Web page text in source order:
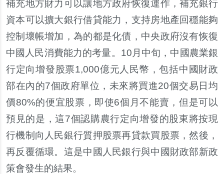
補充地方財力可以讓地方政府恢復運作，補充銀行
資本可以擴大銀行借貸能力，支持房地產回穩能夠
控制壞帳增加，為的都是化債，中央政府沒有恢復
中國人民消費能力的考量。10月中旬，中國農業銀
行定向增發股票1,000億元人民幣，包括中國財政
部在內的7個政府單位，未來將買進20個交易日均
價80%的便宜股票，即使6個月不能賣，但是可以
預見的是，這7個認購農行定向增發的股東將按現
行機制向人民銀行質押股票再貸款買股票，然後，
再反覆循環。這是中國人民銀行與中國財政部新政
策會發生的結果。